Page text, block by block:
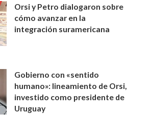
Orsi y Petro dialogaron sobre
cómo avanzar en la
integración suramericana
Gobierno con «sentido
humano»: lineamiento de Orsi,
investido como presidente de
Uruguay